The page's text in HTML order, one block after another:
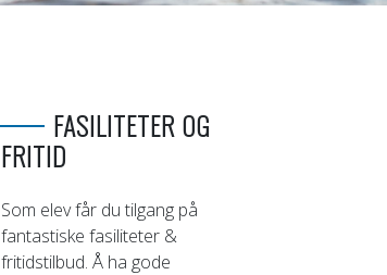
FASILITETER OG
FRITID
Som elev får du tilgang på
fantastiske fasiliteter &
fritidstilbud. Å ha gode